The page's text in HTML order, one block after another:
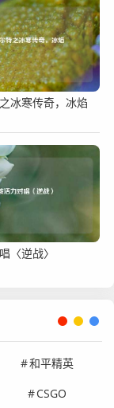
冰寒传奇，冰焰
〈逆战〉
和平精英
CSGO